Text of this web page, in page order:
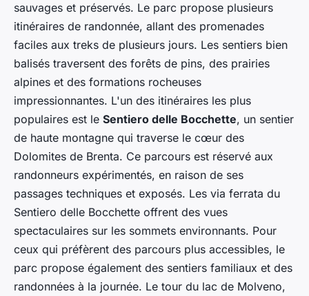
sauvages et préservés. Le parc propose plusieurs
itinéraires de randonnée, allant des promenades
faciles aux treks de plusieurs jours. Les sentiers bien
balisés traversent des forêts de pins, des prairies
alpines et des formations rocheuses
impressionnantes. L'un des itinéraires les plus
populaires est le Sentiero delle Bocchette, un sentier
de haute montagne qui traverse le cœur des
Dolomites de Brenta. Ce parcours est réservé aux
randonneurs expérimentés, en raison de ses
passages techniques et exposés. Les via ferrata du
Sentiero delle Bocchette offrent des vues
spectaculaires sur les sommets environnants. Pour
ceux qui préfèrent des parcours plus accessibles, le
parc propose également des sentiers familiaux et des
randonnées à la journée. Le tour du lac de Molveno,